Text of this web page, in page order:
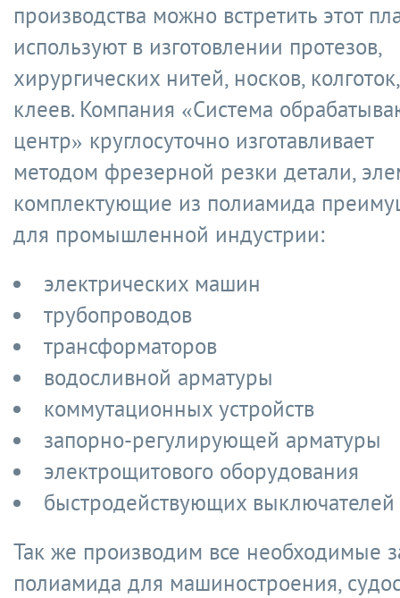
производства можно встретить этот
используют в изготовлении протезов,
хирургических нитей, носков,
клеев. Компания «Система
центр» круглосуточно изготавливает
методом фрезерной резки детали,
комплектующие из полиамида
для промышленной индустрии:
электрических машин
трубопроводов
трансформаторов
водосливной арматуры
коммутационных устройств
запорно-регулирующей арматуры
электрощитового оборудования
быстродействующих выключателей
Так же производим все необходимые
полиамида для машиностроения,